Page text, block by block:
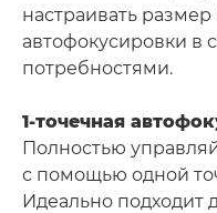
настраивать
автофокусировки в
потребностями.
1-точечная
Полностью
с помощью одной
Идеально подходит